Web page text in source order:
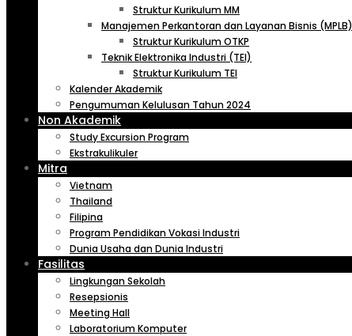
Struktur Kurikulum MM
Manajemen Perkantoran dan Layanan Bisnis (MPLB)
Struktur Kurikulum OTKP
Teknik Elektronika Industri (TEI)
Struktur Kurikulum TEI
Kalender Akademik
Pengumuman Kelulusan Tahun 2024
Non Akademik
Study Excursion Program
Ekstrakulikuler
Mitra
Vietnam
Thailand
Filipina
Program Pendidikan Vokasi Industri
Dunia Usaha dan Dunia Industri
Fasilitas
Lingkungan Sekolah
Resepsionis
Meeting Hall
Laboratorium Komputer